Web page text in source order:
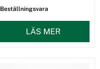
Beställningsvara
LÄS MER